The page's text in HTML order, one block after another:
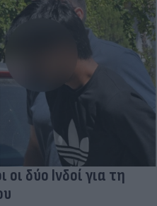
δύο Ινδοί για τη